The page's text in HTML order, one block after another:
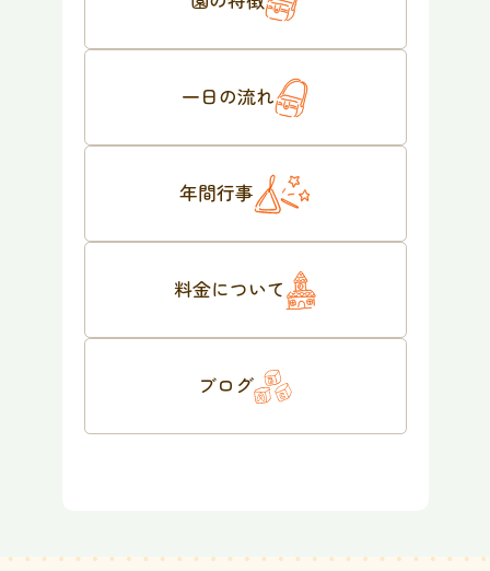
一日の流れ
年間行事
料金について
ブログ